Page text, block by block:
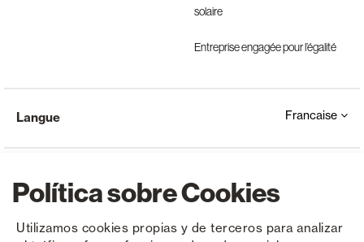
Política sobre Cookies
Utilizamos cookies propias y de terceros para analizar
solaire
Entreprise engagée pour l’égalité
Langue Francaise